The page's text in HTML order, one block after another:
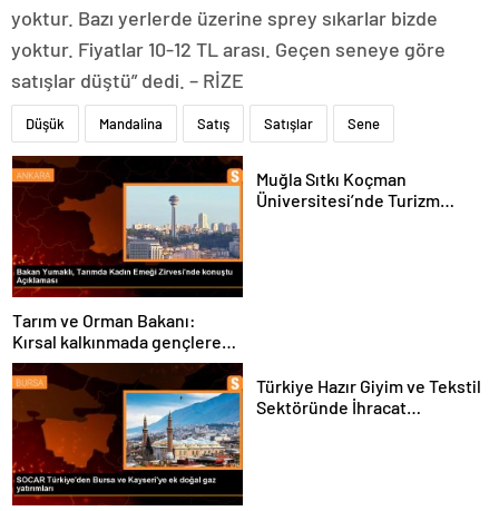
yoktur. Bazı yerlerde üzerine sprey sıkarlar bizde
yoktur. Fiyatlar 10-12 TL arası. Geçen seneye göre
satışlar düştü” dedi. – RİZE
Düşük Mandalina Satış Satışlar Sene
Tarım ve Orman Bakanı:
Kırsal kalkınmada gençlere
ve kadınlara pozitif ayrımcılık
yapıyoruz
Muğla Sıtkı Koçman
Üniversitesi’nde Turizm
Türkiye Hazır Giyim ve Tekstil
Sektöründe İhracat